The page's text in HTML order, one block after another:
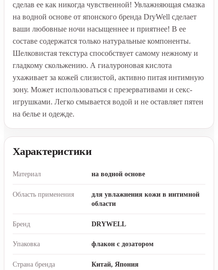
сделав ее как никогда чувственной! Увлажняющая смазка
на водной основе от японского бренда DryWell сделает
ваши любовные ночи насыщеннее и приятнее! В ее
составе содержатся только натуральные компоненты.
Шелковистая текстура способствует самому нежному и
гладкому скольжению. А гиалуроновая кислота
ухаживает за кожей слизистой, активно питая интимную
зону. Может использоваться с презервативами и секс-
игрушками. Легко смывается водой и не оставляет пятен
на белье и одежде.
Характеристики
Материал на водной основе
Область применения
для увлажнения кожи в интимной
области
Бренд DRYWELL
Упаковка флакон с дозатором
Страна бренда Китай, Япония